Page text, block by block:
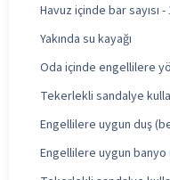
Havuz içinde bar sayısı -
Yakında su kayağı
Oda içinde engellilere
Tekerlekli sandalye
Engellilere uygun duş
Engellilere uygun